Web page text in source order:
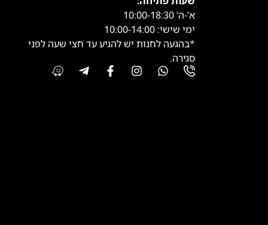
א’-ה’ 10:00-18:30
ימי שישי: 10:00-14:00
*בהגעה לחנות יש להגיע עד חצי שעה לפני
סגירה.